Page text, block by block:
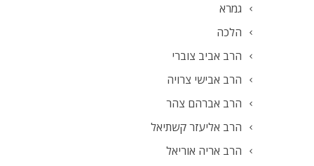
גמרא
הלכה
הרב אביב צוברי
הרב אבישי צרויה
הרב אברהם צהר
הרב אליעזר קשתיאל
הרב אריה אוריאל